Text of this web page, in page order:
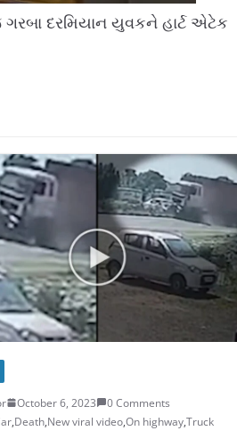
ગરબા દરમિયાન યુવકને હાર્ટ એટેક
October 6, 2023
0 Comments
,Death,New viral video,On highway,Truck